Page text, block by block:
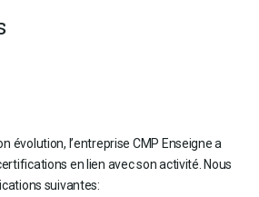
évolution, l’entreprise CMP Enseigne a
en lien avec son activité. Nous
suivantes: